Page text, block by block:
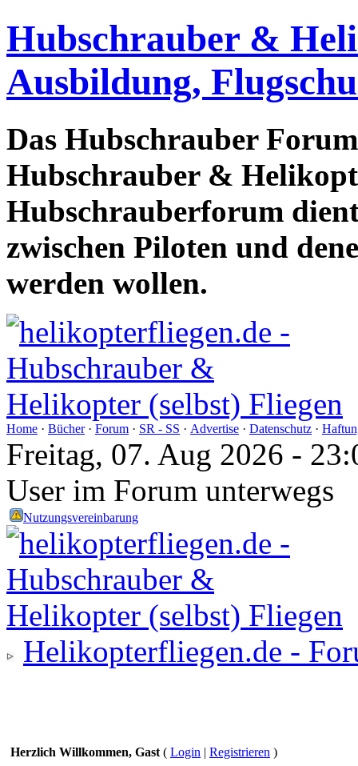
Hubschrauber &
Ausbildung,
Das Hubschrauber
Hubschrauber &
Hubschrauberforum
zwischen Piloten und
werden wollen.
Home · Bücher· Forum · SR - SS · Advertise · Datenschutz ·
Freitag, 07. Aug 2026 -
User im Forum unterwegs
Nutzungsvereinbarung
Helikopterfliegen.de -
Herzlich Willkommen, Gast ( Login | Registrieren )